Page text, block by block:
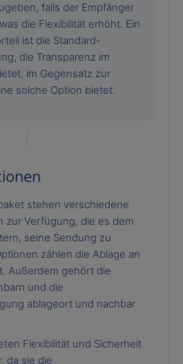
falls der Empfänger
die Flexibilität erhöht. Ein
ist die Standard-
die Transparenz im
im Gegensatz zur
solche Option bietet.
stehen verschiedene
zur Verfügung, die es dem
seine Sendung zu
zählen die Ablage an
Außerdem gehört die
und die
ablageort und nachbar
Flexibilität und Sicherheit
da sie die